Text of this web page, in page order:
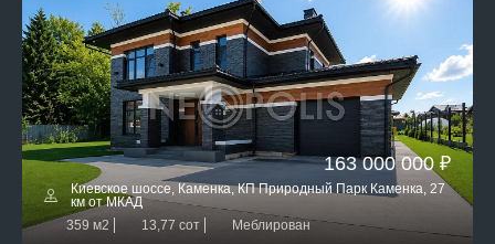
163 000 000 ₽
Киевское шоссе, Каменка, КП Природный Парк Каменка, 27
км от МКАД
359 м2
13,77 сот Меблирован